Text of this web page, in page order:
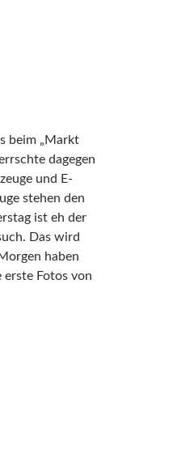
beim „Markt
dagegen
und E-
stehen den
ist eh der
Das wird
haben
erste Fotos von